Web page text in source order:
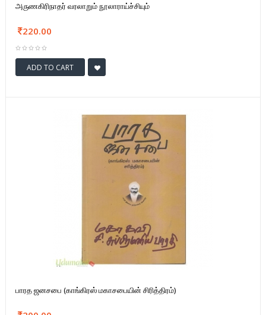
அருணகிரிநாதர் வரலாறும் நூலாராய்ச்சியும்
220.00
ADD TO CART
பாரத ஜனசபை (காங்கிரஸ் மகாசபையின் சிரித்திரம்)